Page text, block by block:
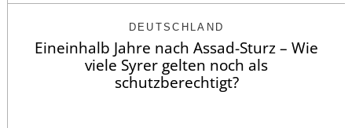
DEUTSCHLAND
Eineinhalb Jahre nach Assad-Sturz – Wie
viele Syrer gelten noch als
schutzberechtigt?